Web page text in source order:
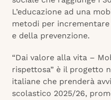
L’educazione ad una
metodi per
e della prevenzione.
“Dai valore alla vita –
rispettosa” è il progetto
italiane che prenderà
scolastico 2025/26,